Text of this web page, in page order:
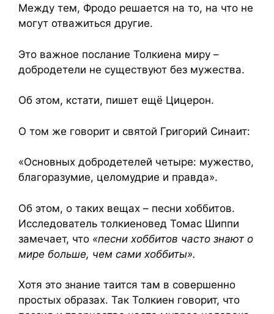
Между тем, Фродо решается на то, на что не
могут отважиться другие.
Это важное послание Толкиена миру –
добродетели не существуют без мужества.
Об этом, кстати, пишет ещё Цицерон.
О том же говорит и святой Григорий Синаит:
«Основных добродетелей четыре: мужество,
благоразумие, целомудрие и правда».
Об этом, о таких вещах – песни хоббитов.
Исследователь толкиеновед Томас Шиппи
замечает, что «песни хоббитов часто знают о
мире больше, чем сами хоббиты».
Хотя это знание таится там в совершенно
простых образах. Так Толкиен говорит, что